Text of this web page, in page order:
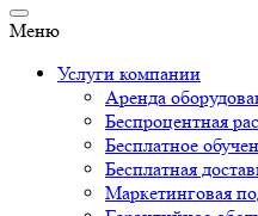
Меню
Услуги компании
Аренда
Беспроцентная
Бесплатное
Бесплатная
Маркетинговая